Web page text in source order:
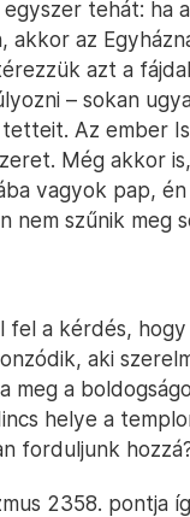
tehát: ha
akkor az
azt a
– sokan
Az ember
Még akkor
vagyok pap, én
nem szűnik meg
fel a kérdés,
aki
meg a
helye a
forduljunk
2358. pontja